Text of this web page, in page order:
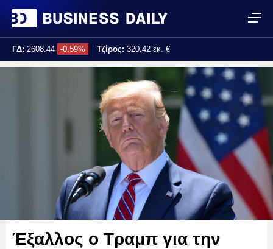
ΓΔ: 2608.44 -0.59% Τζίρος: 320.42 εκ. €
Έξαλλος ο Τραμπ για την